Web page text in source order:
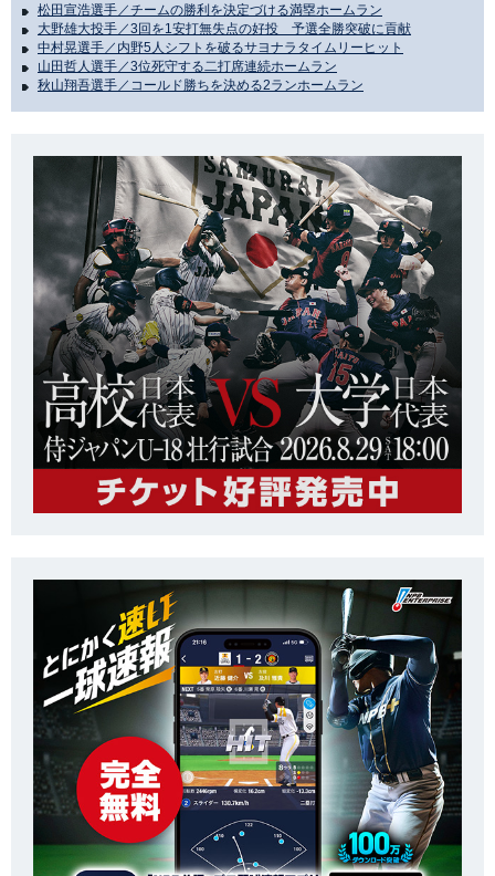
松田宣浩選手／チームの勝利を決定づける満塁ホームラン
大野雄大投手／3回を1安打無失点の好投 予選全勝突破に貢献
中村晃選手／内野5人シフトを破るサヨナラタイムリーヒット
山田哲人選手／3位死守する二打席連続ホームラン
秋山翔吾選手／コールド勝ちを決める2ランホームラン